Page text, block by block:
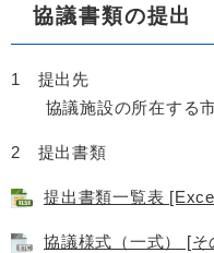
協議書類の提出
1 提出先
協議施設の所在する
2 提出書類
提出書類一覧表
協議様式（一式） [